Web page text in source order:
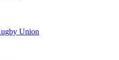
Union